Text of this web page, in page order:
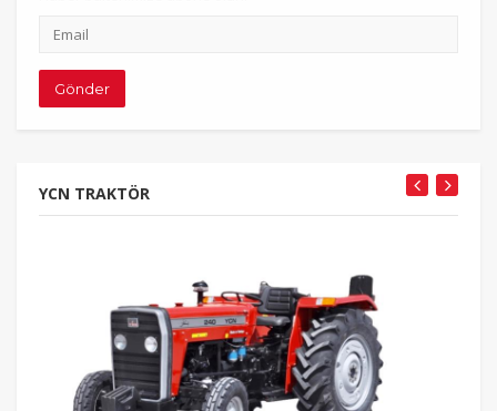
adresiniz
Gönder
YCN TRAKTÖR